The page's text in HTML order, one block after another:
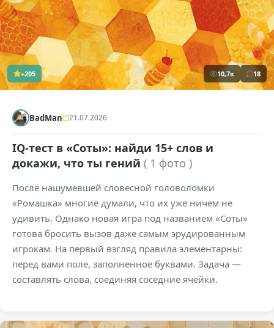
+205 10,7к 18
BadMan 21.07.2026
IQ-тест в «Соты»: найди 15+ слов и
докажи, что ты гений ( 1 фото )
После нашумевшей словесной головоломки
«Ромашка» многие думали, что их уже ничем не
удивить. Однако новая игра под названием «Соты»
готова бросить вызов даже самым эрудированным
игрокам. На первый взгляд правила элементарны:
перед вами поле, заполненное буквами. Задача —
составлять слова, соединяя соседние ячейки.